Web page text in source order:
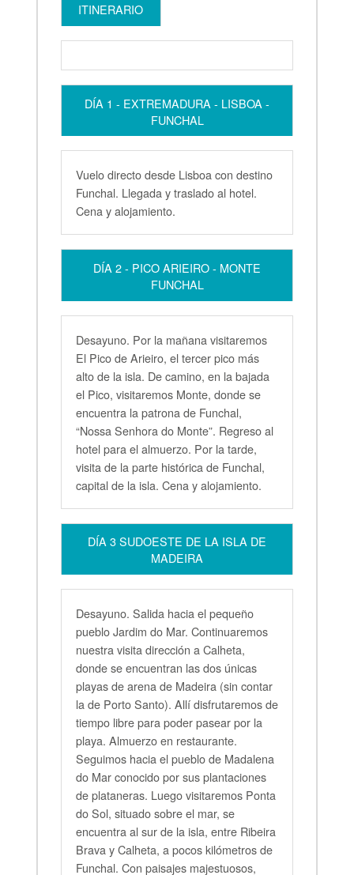
ITINERARIO
DÍA 1 - EXTREMADURA - LISBOA -
FUNCHAL
Vuelo directo desde Lisboa con destino
Funchal. Llegada y traslado al hotel.
Cena y alojamiento.
DÍA 2 - PICO ARIEIRO - MONTE
FUNCHAL
Desayuno. Por la mañana visitaremos
El Pico de Arieiro, el tercer pico más
alto de la isla. De camino, en la bajada
el Pico, visitaremos Monte, donde se
encuentra la patrona de Funchal,
“Nossa Senhora do Monte”. Regreso al
hotel para el almuerzo. Por la tarde,
visita de la parte histórica de Funchal,
capital de la isla. Cena y alojamiento.
DÍA 3 SUDOESTE DE LA ISLA DE
MADEIRA
Desayuno. Salida hacia el pequeño
pueblo Jardim do Mar. Continuaremos
nuestra visita dirección a Calheta,
donde se encuentran las dos únicas
playas de arena de Madeira (sin contar
la de Porto Santo). Allí disfrutaremos de
tiempo libre para poder pasear por la
playa. Almuerzo en restaurante.
Seguimos hacia el pueblo de Madalena
do Mar conocido por sus plantaciones
de plataneras. Luego visitaremos Ponta
do Sol, situado sobre el mar, se
encuentra al sur de la isla, entre Ribeira
Brava y Calheta, a pocos kilómetros de
Funchal. Con paisajes majestuosos,